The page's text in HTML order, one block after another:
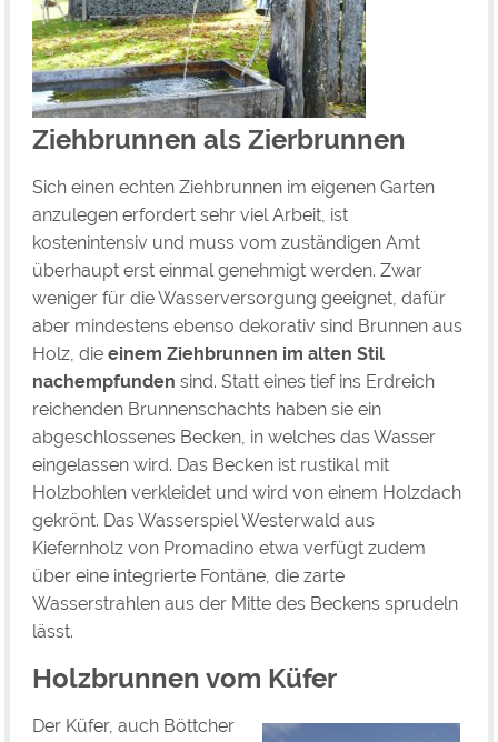
Ziehbrunnen als Zierbrunnen
Sich einen echten Ziehbrunnen im eigenen Garten
anzulegen erfordert sehr viel Arbeit, ist
kostenintensiv und muss vom zuständigen Amt
überhaupt erst einmal genehmigt werden. Zwar
weniger für die Wasserversorgung geeignet, dafür
aber mindestens ebenso dekorativ sind Brunnen aus
Holz, die einem Ziehbrunnen im alten Stil
nachempfunden sind. Statt eines tief ins Erdreich
reichenden Brunnenschachts haben sie ein
abgeschlossenes Becken, in welches das Wasser
eingelassen wird. Das Becken ist rustikal mit
Holzbohlen verkleidet und wird von einem Holzdach
gekrönt. Das Wasserspiel Westerwald aus
Kiefernholz von Promadino etwa verfügt zudem
über eine integrierte Fontäne, die zarte
Wasserstrahlen aus der Mitte des Beckens sprudeln
lässt.
Holzbrunnen vom Küfer
Der Küfer, auch Böttcher